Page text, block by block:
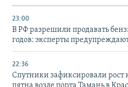
23:00
В РФ разрешили продавать
годов: эксперты
22:36
Спутники зафиксировали рост